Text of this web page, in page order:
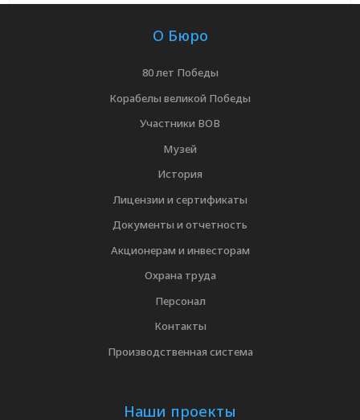
О Бюро
80 лет Победы
Корабелы великой Победы
Участники ВОВ
Музей
История
Лицензии и сертификаты
Документы и отчетность
Акционерам и инвесторам
Охрана труда
Персонал
Контакты
Производственная система
Наши проекты